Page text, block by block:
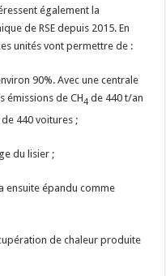
également la
de RSE depuis 2015. En
unités vont permettre de :
90%. Avec une centrale
émissions de CH4 de 440 t/an
de 440 voitures ;
du lisier ;
ensuite épandu comme
de chaleur produite